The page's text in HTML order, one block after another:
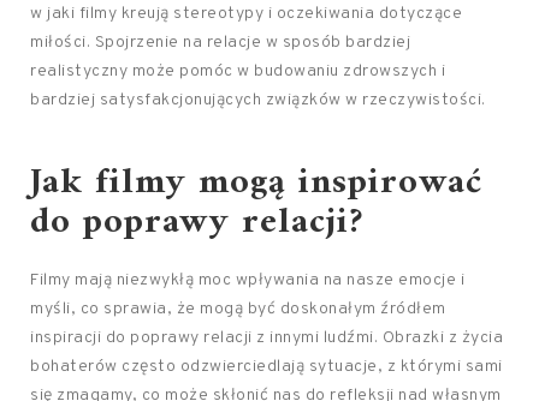
w jaki filmy kreują stereotypy i oczekiwania dotyczące
miłości. Spojrzenie na relacje w sposób bardziej
realistyczny może pomóc w budowaniu zdrowszych i
bardziej satysfakcjonujących związków w rzeczywistości.
Jak filmy mogą inspirować
do poprawy relacji?
Filmy mają niezwykłą moc wpływania na nasze emocje i
myśli, co sprawia, że mogą być doskonałym źródłem
inspiracji do poprawy relacji z innymi ludźmi. Obrazki z życia
bohaterów często odzwierciedlają sytuacje, z którymi sami
się zmagamy, co może skłonić nas do refleksji nad własnym